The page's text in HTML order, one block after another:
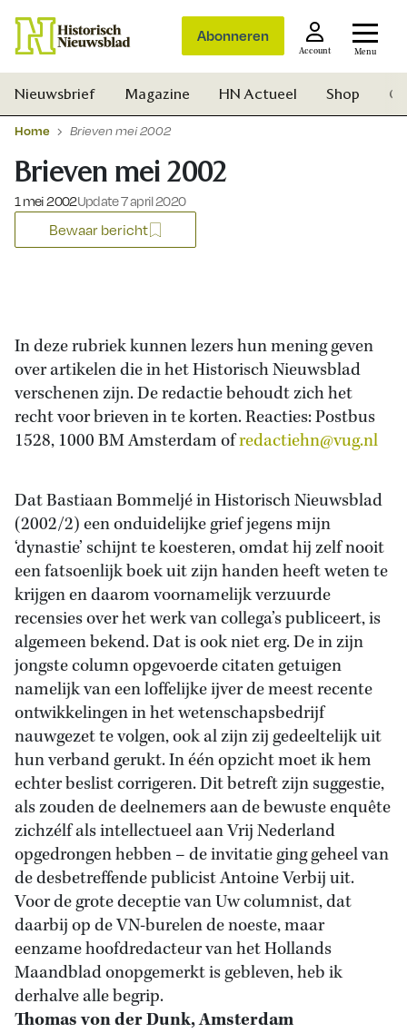
Abonneren
Account Menu
Zoek
Nieuwsbrief Magazine HN Actueel Shop
Home Brieven mei 2002
Brieven mei 2002
Gepubliceerd op:
1 mei 2002Update 7 april 2020
Bewaar bericht
In deze rubriek kunnen lezers hun mening geven
over artikelen die in het Historisch Nieuwsblad
verschenen zijn. De redactie behoudt zich het
recht voor brieven in te korten. Reacties: Postbus
1528, 1000 BM Amsterdam ofredactiehn@vug.nl
Dat Bastiaan Bommeljé in Historisch Nieuwsblad
(2002/2) een onduidelijke grief jegens mijn
‘dynastie’ schijnt te koesteren, omdat hij zelf nooit
een fatsoenlijk boek uit zijn handen heeft weten te
krijgen en daarom voornamelijk verzuurde
recensies over het werk van collega’s publiceert, is
algemeen bekend. Dat is ook niet erg. De in zijn
jongste column opgevoerde citaten getuigen
namelijk van een loffelijke ijver de meest recente
ontwikkelingen in het wetenschapsbedrijf
nauwgezet te volgen, ook al zijn zij gedeeltelijk uit
hun verband gerukt. In één opzicht moet ik hem
echter beslist corrigeren. Dit betreft zijn suggestie,
als zouden de deelnemers aan de bewuste enquête
zichzélf als intellectueel aan Vrij Nederland
opgedrongen hebben – de invitatie ging geheel van
de desbetreffende publicist Antoine Verbij uit.
Voor de grote deceptie van Uw columnist, dat
daarbij op de VN-burelen de noeste, maar
eenzame hoofdredacteur van het Hollands
Maandblad onopgemerkt is gebleven, heb ik
derhalve alle begrip.
Thomas von der Dunk, Amsterdam